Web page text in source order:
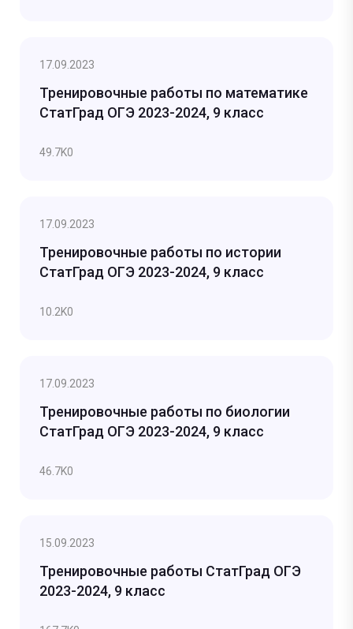
17.09.2023
Тренировочные работы по математике
СтатГрад ОГЭ 2023-2024, 9 класс
49.7K0
17.09.2023
Тренировочные работы по истории
СтатГрад ОГЭ 2023-2024, 9 класс
10.2K0
17.09.2023
Тренировочные работы по биологии
СтатГрад ОГЭ 2023-2024, 9 класс
46.7K0
15.09.2023
Тренировочные работы СтатГрад ОГЭ
2023-2024, 9 класс